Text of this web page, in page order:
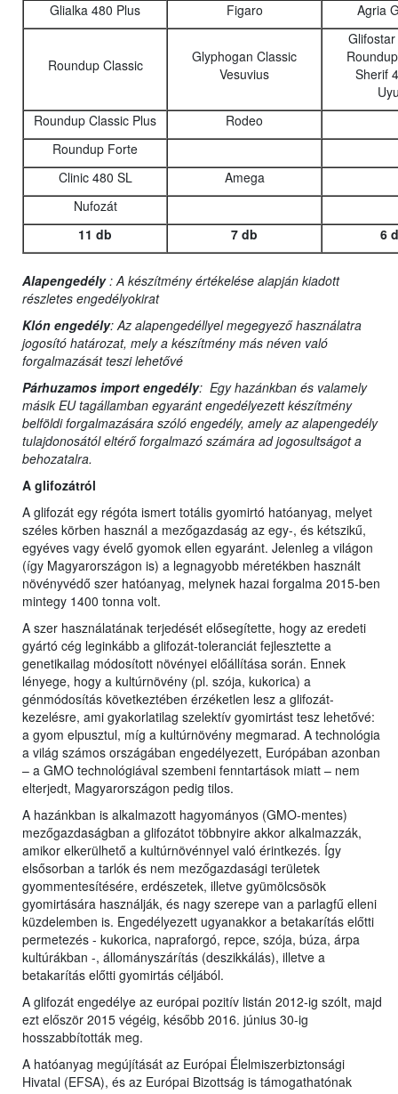
Glialka 480 Plus
Figaro Agria
Roundup Classic
Glyphogan Classic
Vesuvius
Sherif
Roundup Classic Plus
Rodeo
Roundup Forte
Clinic 480 SL
Amega
Nufozát
11 db
7 db 6
Alapengedély: A készítmény értékelése alapján kiadott
részletes engedélyokirat
Klón engedély: Az alapengedéllyel megegyező használatra
jogosító határozat, mely a készítmény más néven való
forgalmazását teszi lehetővé
Párhuzamos import engedély: Egy hazánkban és valamely
másik EU tagállamban egyaránt engedélyezett készítmény
belföldi forgalmazására szóló engedély, amely az alapengedély
tulajdonosától eltérő forgalmazó számára ad jogosultságot a
behozatalra.
A glifozátról
A glifozát egy régóta ismert totális gyomirtó hatóanyag, melyet
széles körben használ a mezőgazdaság az egy-, és kétszikű,
egyéves vagy évelő gyomok ellen egyaránt. Jelenleg a világon
(így Magyarországon is) a legnagyobb méretékben használt
növényvédő szer hatóanyag, melynek hazai forgalma 2015-ben
mintegy 1400 tonna volt.
A szer használatának terjedését elősegítette, hogy az eredeti
gyártó cég leginkább a glifozát-toleranciát fejlesztette a
genetikailag módosított növényei előállítása során. Ennek
lényege, hogy a kultúrnövény (pl. szója, kukorica) a
génmódosítás következtében érzéketlen lesz a glifozát-
kezelésre, ami gyakorlatilag szelektív gyomirtást tesz lehetővé:
a gyom elpusztul, míg a kultúrnövény megmarad. A technológia
a világ számos országában engedélyezett, Európában azonban
– a GMO technológiával szembeni fenntartások miatt – nem
elterjedt, Magyarországon pedig tilos.
A hazánkban is alkalmazott hagyományos (GMO-mentes)
mezőgazdaságban a glifozátot többnyire akkor alkalmazzák,
amikor elkerülhető a kultúrnövénnyel való érintkezés. Így
elsősorban a tarlók és nem mezőgazdasági területek
gyommentesítésére, erdészetek, illetve gyümölcsösök
gyomirtására használják, és nagy szerepe van a parlagfű elleni
küzdelemben is. Engedélyezett ugyanakkor a betakarítás előtti
permetezés - kukorica, napraforgó, repce, szója, búza, árpa
kultúrákban -, állományszárítás (deszikkálás), illetve a
betakarítás előtti gyomirtás céljából.
A glifozát engedélye az európai pozitív listán 2012-ig szólt, majd
ezt először 2015 végéig, később 2016. június 30-ig
hosszabbították meg.
A hatóanyag megújítását az Európai Élelmiszerbiztonsági
Hivatal (EFSA), és az Európai Bizottság is támogathatónak